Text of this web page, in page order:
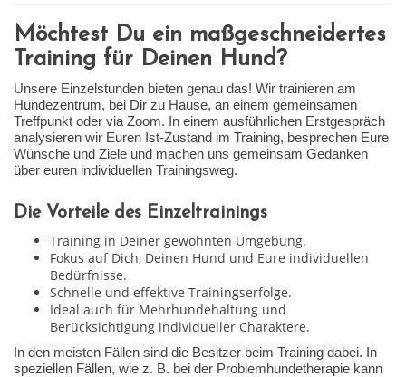
Möchtest Du ein maßgeschneidertes
Training für Deinen Hund?
Unsere Einzelstunden bieten genau das! Wir trainieren am
Hundezentrum, bei Dir zu Hause, an einem gemeinsamen
Treffpunkt oder via Zoom. In einem ausführlichen Erstgespräch
analysieren wir Euren Ist-Zustand im Training, besprechen Eure
Wünsche und Ziele und machen uns gemeinsam Gedanken
über euren individuellen Trainingsweg.
Die Vorteile des Einzeltrainings
Training in Deiner gewohnten Umgebung.
Fokus auf Dich, Deinen Hund und Eure individuellen
Bedürfnisse.
Schnelle und effektive Trainingserfolge.
Ideal auch für Mehrhundehaltung und
Berücksichtigung individueller Charaktere.
In den meisten Fällen sind die Besitzer beim Training dabei. In
speziellen Fällen, wie z. B. bei der Problemhundetherapie kann